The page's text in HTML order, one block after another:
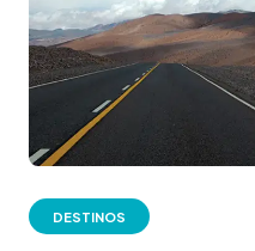
DESTINOS